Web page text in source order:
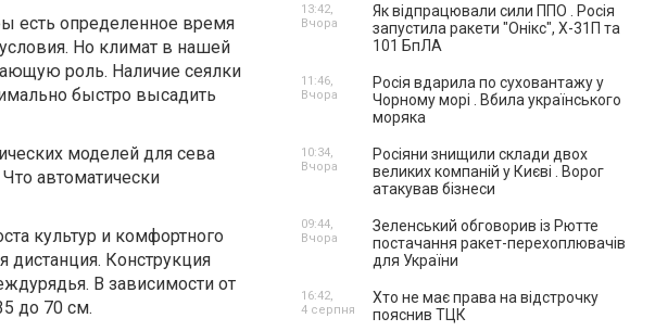
есть определенное время
Но климат в нашей
роль. Наличие сеялки
быстро высадить
моделей для сева
автоматически
культур и комфортного
Конструкция
В зависимости от
до 70 см.
Як відпрацювали сили ППО . Росія
запустила ракети "Онікс", Х-31П та
101 БпЛА
13:42,
Вчора
Росія вдарила по суховантажу у
Чорному морі . Вбила українського
моряка
11:46,
Вчора
Росіяни знищили склади двох
великих компаній у Києві . Ворог
атакував бізнеси
10:34,
Вчора
Зеленський обговорив із Рютте
постачання ракет-перехоплювачів
для України
09:44,
Вчора
Хто не має права на відстрочку
пояснив ТЦК
16:42,
4 серпня